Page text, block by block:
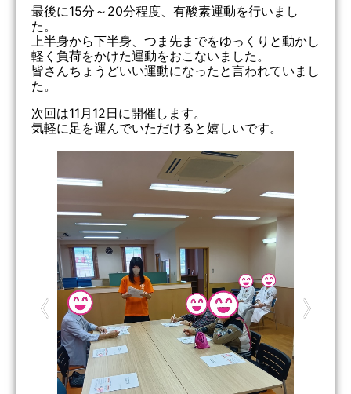
最後に15分～20分程度、有酸素運動を行いまし
た。
上半身から下半身、つま先までをゆっくりと動かし
軽く負荷をかけた運動をおこないました。
皆さんちょうどいい運動になったと言われていまし
た。
次回は11月12日に開催します。
気軽に足を運んでいただけると嬉しいです。